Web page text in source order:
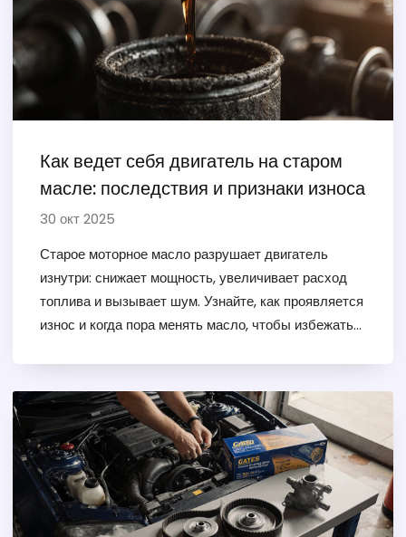
Как ведет себя двигатель на старом
масле: последствия и признаки износа
30 окт 2025
Старое моторное масло разрушает двигатель
изнутри: снижает мощность, увеличивает расход
топлива и вызывает шум. Узнайте, как проявляется
износ и когда пора менять масло, чтобы избежать